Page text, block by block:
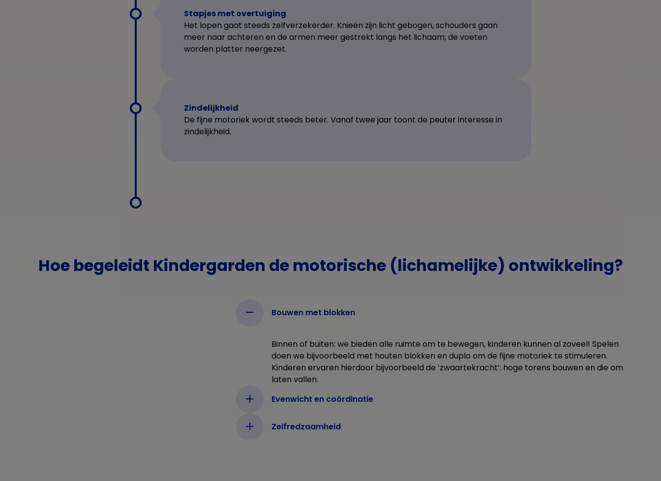
Stapjes met overtuiging
Het lopen gaat steeds zelfverzekerder. Knieën zijn licht gebogen, schouders gaan
meer naar achteren en de armen meer gestrekt langs het lichaam; de voeten
worden platter neergezet.
Zindelijkheid
De fijne motoriek wordt steeds beter. Vanaf twee jaar toont de peuter interesse in
zindelijkheid.
Hoe begeleidt Kindergarden de motorische (lichamelijke) ontwikkeling?
Bouwen met blokken
Binnen of buiten: we bieden alle ruimte om te bewegen, kinderen kunnen al zoveel! Spelen
doen we bijvoorbeeld met houten blokken en duplo om de fijne motoriek te stimuleren.
Kinderen ervaren hierdoor bijvoorbeeld de ‘zwaartekracht’: hoge torens bouwen en die om
laten vallen.
Evenwicht en coördinatie
Zelfredzaamheid